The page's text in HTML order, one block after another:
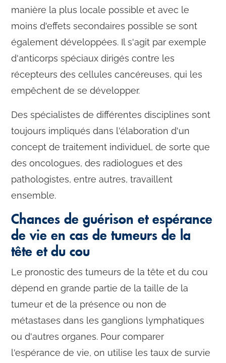
manière la plus locale possible et avec le
moins d'effets secondaires possible se sont
également développées. Il s'agit par exemple
d'anticorps spéciaux dirigés contre les
récepteurs des cellules cancéreuses, qui les
empêchent de se développer.
Des spécialistes de différentes disciplines sont
toujours impliqués dans l'élaboration d'un
concept de traitement individuel, de sorte que
des oncologues, des radiologues et des
pathologistes, entre autres, travaillent
ensemble.
Chances de guérison et espérance
de vie en cas de tumeurs de la
tête et du cou
Le pronostic des tumeurs de la tête et du cou
dépend en grande partie de la taille de la
tumeur et de la présence ou non de
métastases dans les ganglions lymphatiques
ou d'autres organes. Pour comparer
l'espérance de vie, on utilise les taux de survie